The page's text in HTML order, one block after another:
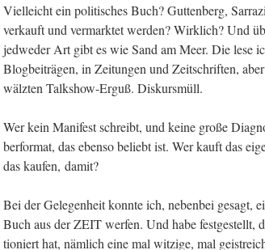
Viel­leicht ein poli­ti­sches Buch? Gut­ten­berg,
ver­kauft und ver­mark­tet wer­den? Wirk­lich? Und
jed­we­der Art gibt es wie Sand am Meer. Die lese
Blog­bei­trä­gen, in Zei­tun­gen und Zeit­schrif­ten,
wälz­ten Talk­show-Erguß. Diskursmüll.
Wer kein Mani­fest schreibt, und kei­ne gro­ße
ber­for­mat, das eben­so beliebt ist. Wer kauft das
das kau­fen, damit?
Bei der Gele­gen­heit konn­te ich, neben­bei
Buch aus der ZEIT wer­fen. Und habe fest­ge­stellt,
tio­niert hat, näm­lich eine mal wit­zi­ge, mal